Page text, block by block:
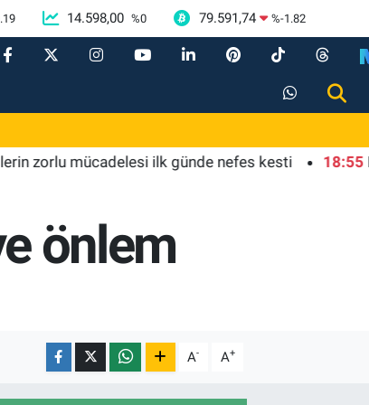
14.598,00 %0 79.591,74 %-1.82
mücadelesi ilk günde nefes kesti 18:55
önlem
A- A+